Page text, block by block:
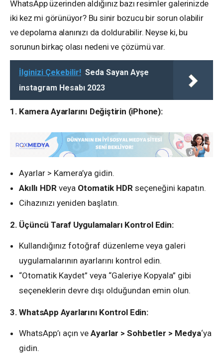
WhatsApp üzerinden aldığınız bazı resimler galerinizde
iki kez mi görünüyor? Bu sinir bozucu bir sorun olabilir
ve depolama alanınızı da doldurabilir. Neyse ki, bu
sorunun birkaç olası nedeni ve çözümü var.
İlginizi Çekebilir! Seda Sayan Ayşe
instagram Hesabı 2023
1. Kamera Ayarlarını Değiştirin (iPhone):
Ayarlar > Kamera’ya gidin.
Akıllı HDR veya Otomatik HDR seçeneğini kapatın.
Cihazınızı yeniden başlatın.
2. Üçüncü Taraf Uygulamaları Kontrol Edin:
Kullandığınız fotoğraf düzenleme veya galeri
uygulamalarının ayarlarını kontrol edin.
“Otomatik Kaydet” veya “Galeriye Kopyala” gibi
seçeneklerin devre dışı olduğundan emin olun.
3. WhatsApp Ayarlarını Kontrol Edin:
WhatsApp’ı açın ve Ayarlar > Sohbetler > Medya‘ya
gidin.